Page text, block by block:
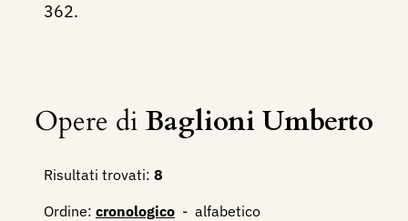
362.
Opere diBaglioni Umberto
Risultati trovati: 8
Ordine: cronologico - alfabetico